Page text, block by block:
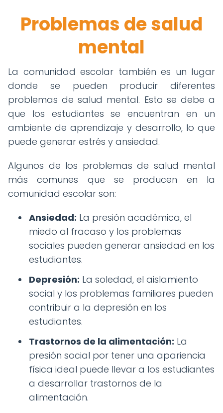
Problemas de salud
mental
La comunidad escolar también es un lugar
donde se pueden producir diferentes
problemas de salud mental. Esto se debe a
que los estudiantes se encuentran en un
ambiente de aprendizaje y desarrollo, lo que
puede generar estrés y ansiedad.
Algunos de los problemas de salud mental
más comunes que se producen en la
comunidad escolar son:
Ansiedad: La presión académica, el
miedo al fracaso y los problemas
sociales pueden generar ansiedad en los
estudiantes.
Depresión: La soledad, el aislamiento
social y los problemas familiares pueden
contribuir a la depresión en los
estudiantes.
Trastornos de la alimentación: La
presión social por tener una apariencia
física ideal puede llevar a los estudiantes
a desarrollar trastornos de la
alimentación.